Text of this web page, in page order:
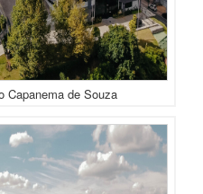
Capanema de Souza